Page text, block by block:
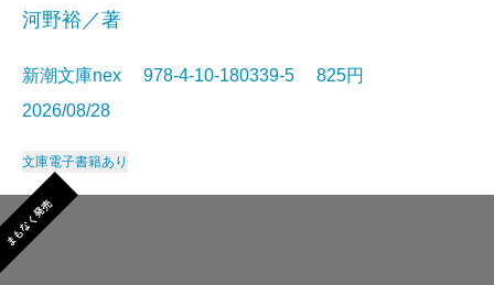
河野裕／著
新潮文庫nex 978-4-10-180339-5 825円
2026/08/28
文庫電子書籍あり
まもなく発売